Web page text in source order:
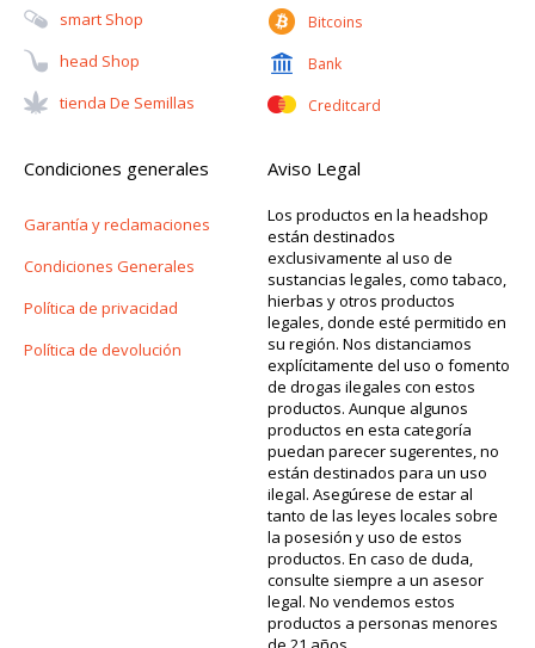
Smart Shop
Head Shop
Tienda De Semillas
Bitcoins
Bank
Creditcard
Condiciones generales
Garantía y reclamaciones
Condiciones Generales
Política de privacidad
Política de devolución
Aviso Legal
Los productos en la headshop
están destinados
exclusivamente al uso de
sustancias legales, como tabaco,
hierbas y otros productos
legales, donde esté permitido en
su región. Nos distanciamos
explícitamente del uso o fomento
de drogas ilegales con estos
productos. Aunque algunos
productos en esta categoría
puedan parecer sugerentes, no
están destinados para un uso
ilegal. Asegúrese de estar al
tanto de las leyes locales sobre
la posesión y uso de estos
productos. En caso de duda,
consulte siempre a un asesor
legal. No vendemos estos
productos a personas menores